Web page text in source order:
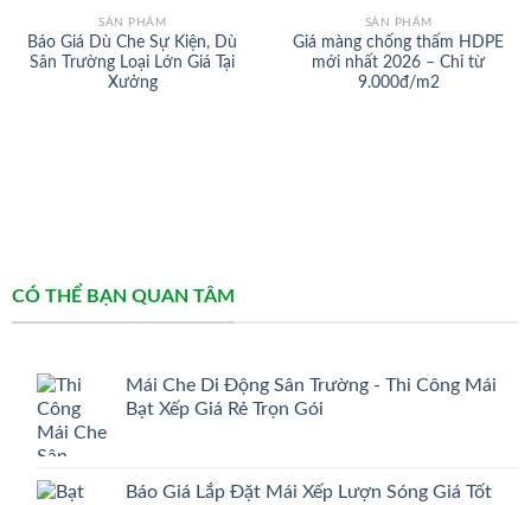
SẢN PHẨM
Báo Giá Dù Che Sự Kiện, Dù
Sân Trường Loại Lớn Giá Tại
Xưởng
SẢN PHẨM
Giá màng chống thấm HDPE
mới nhất 2026 – Chỉ từ
9.000đ/m2
CÓ THỂ BẠN QUAN TÂM
Mái Che Di Động Sân Trường - Thi Công Mái
Bạt Xếp Giá Rẻ Trọn Gói
Báo Giá Lắp Đặt Mái Xếp Lượn Sóng Giá Tốt